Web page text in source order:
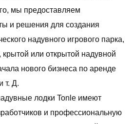
мы предоставляем
и решения для создания
надувного игрового парка,
крытой или открытой надувной
нового бизнеса по аренде
т. Д.
лодки Tonle имеют
и профессиональную